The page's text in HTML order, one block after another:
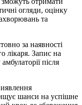
огляди, оцінку
та
за наявності
лікаря. Запис на
після
шанси на успішне